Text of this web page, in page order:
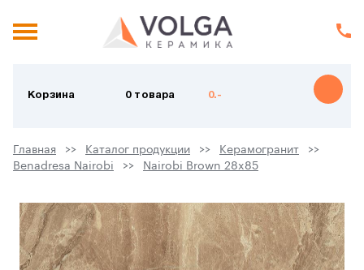
Корзина 0 товара 0.-
Главная Каталог продукции
Керамогранит
Benadresa Nairobi
Nairobi Brown 28x85